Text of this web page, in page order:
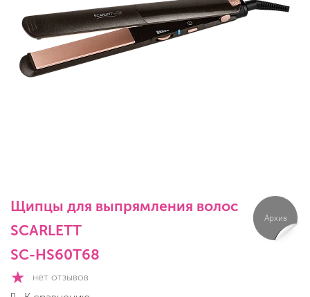
Щипцы для выпрямления волос
SCARLETT
SC-HS60T68
нет отзывов
Архив